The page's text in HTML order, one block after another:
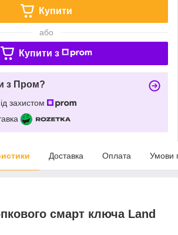
Купити
або
Купити з
з Пром?
захистом
Доставка Оплата Умови
смарт ключа Land